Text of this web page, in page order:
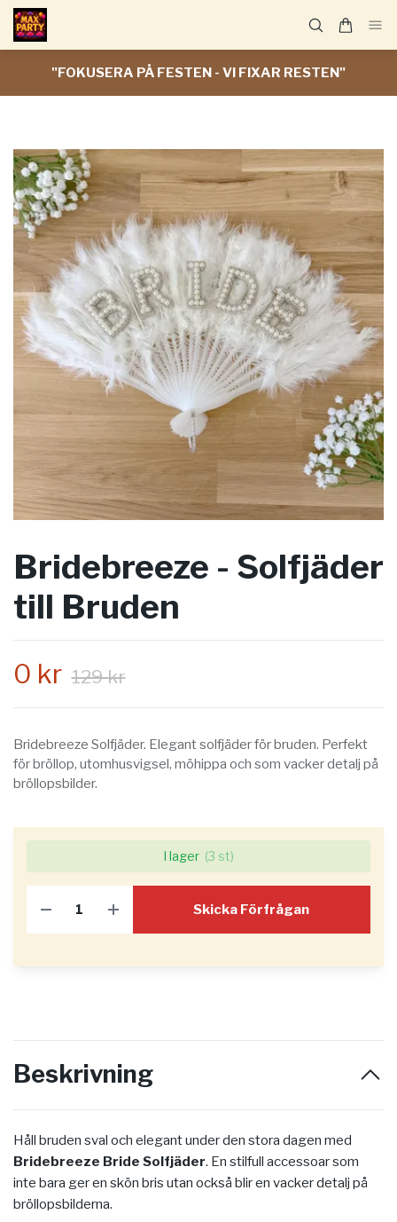
"FOKUSERA PÅ FESTEN - VI FIXAR RESTEN"
Bridebreeze - Solfjäder
till Bruden
0 kr 129 kr
Bridebreeze Solfjäder. Elegant solfjäder för bruden. Perfekt
för bröllop, utomhusvigsel, möhippa och som vacker detalj på
bröllopsbilder.
I lager (3 st)
Skicka Förfrågan
Beskrivning
Håll bruden sval och elegant under den stora dagen med
Bridebreeze Bride Solfjäder. En stilfull accessoar som
inte bara ger en skön bris utan också blir en vacker detalj på
bröllopsbilderna.